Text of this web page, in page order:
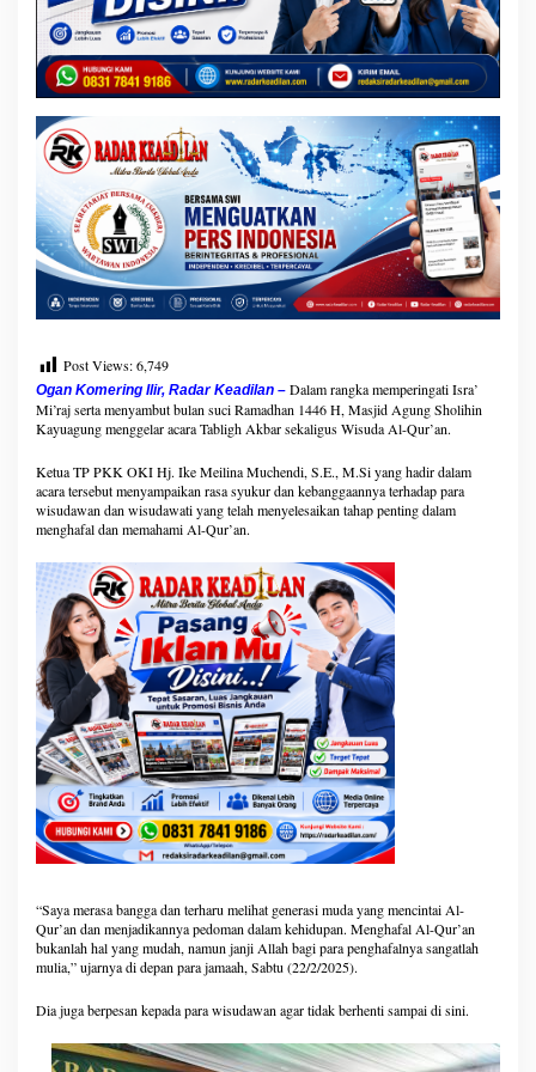
l
-
Q
u
r
a
n
e
l
a
n
g
R
a
d
h
a
n
Post Views:6,749
Ogan Komering Ilir, Radar Keadilan – Dalam rangka memperingati Isra’
Mi’raj serta menyambut bulan suci Ramadhan 1446 H, Masjid Agung Sholihin
Kayuagung menggelar acara Tabligh Akbar sekaligus Wisuda Al-Qur’an.
Ketua TP PKK OKI Hj. Ike Meilina Muchendi, S.E., M.Si yang hadir dalam
acara tersebut menyampaikan rasa syukur dan kebanggaannya terhadap para
wisudawan dan wisudawati yang telah menyelesaikan tahap penting dalam
menghafal dan memahami Al-Qur’an.
“Saya merasa bangga dan terharu melihat generasi muda yang mencintai Al-
Qur’an dan menjadikannya pedoman dalam kehidupan. Menghafal Al-Qur’an
bukanlah hal yang mudah, namun janji Allah bagi para penghafalnya sangatlah
mulia,” ujarnya di depan para jamaah, Sabtu (22/2/2025).
Dia juga berpesan kepada para wisudawan agar tidak berhenti sampai di sini.